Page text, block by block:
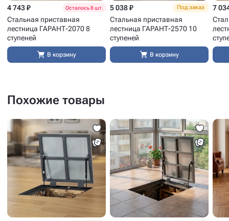
4 743 ₽ Осталось 8 шт.
Стальная приставная
лестница ГАРАНТ-2070 8
ступеней
В корзину
5 038 ₽ Под заказ
Стальная приставная
лестница ГАРАНТ-2570 10
ступеней
В корзину
7
Похожие товары